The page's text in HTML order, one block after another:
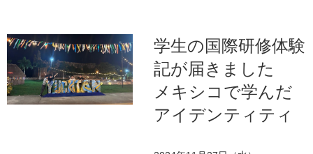
学生の国際研修体験
記が届きました
メキシコで学んだ
アイデンティティ